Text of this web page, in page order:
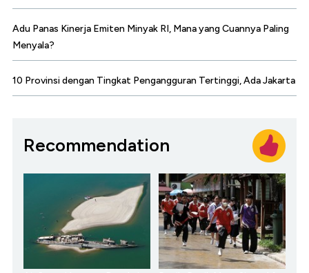
Adu Panas Kinerja Emiten Minyak RI, Mana yang Cuannya Paling
Menyala?
10 Provinsi dengan Tingkat Pengangguran Tertinggi, Ada Jakarta
Recommendation